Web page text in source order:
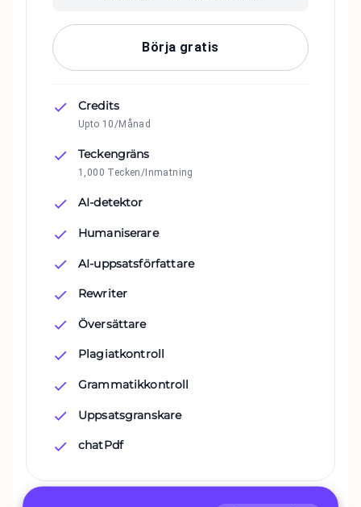
Börja gratis
Credits
Upto 10/Månad
Teckengräns
1,000 Tecken/Inmatning
AI-detektor
Humaniserare
AI-uppsatsförfattare
Rewriter
Översättare
Plagiatkontroll
Grammatikkontroll
Uppsatsgranskare
chatPdf